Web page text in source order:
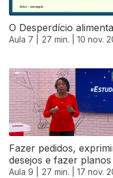
O Desperdício
Aula 7 | 27 min. | 10 nov.
Fazer pedidos,
desejos e fazer planos
Aula 9 | 27 min. | 17 nov.